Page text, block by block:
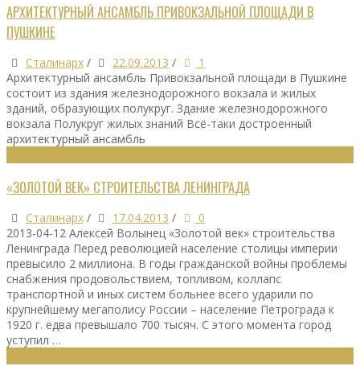
АРХИТЕКТУРНЫЙ АНСАМБЛЬ ПРИВОКЗАЛЬНОЙ ПЛОЩАДИ В
ПУШКИНЕ
Сталинарх / 22.09.2013 /
1
Архитектурный ансамбль Привокзальной площади в Пушкине
состоит из здания железнодорожного вокзала и жилых
зданий, образующих полукруг. Здание железнодорожного
вокзала Полукруг жилых знаний Всё-таки достроенный
архитектурный ансамбль
«ЗОЛОТОЙ ВЕК» СТРОИТЕЛЬСТВА ЛЕНИНГРАДА
Сталинарх / 17.04.2013 /
0
2013-04-12 Алексей Волынец «Золотой век» строительства
Ленинграда Перед революцией население столицы империи
превысило 2 миллиона. В годы гражданской войны проблемы
снабжения продовольствием, топливом, коллапс
транспортной и иных систем больнее всего ударили по
крупнейшему мегаполису России – население Петрограда к
1920 г. едва превышало 700 тысяч. С этого момента город
уступил …